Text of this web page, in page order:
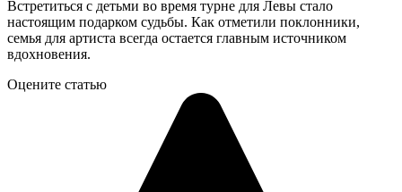
Встретиться с детьми во время турне для Левы стало
настоящим подарком судьбы. Как отметили поклонники,
семья для артиста всегда остается главным источником
вдохновения.
Оцените статью